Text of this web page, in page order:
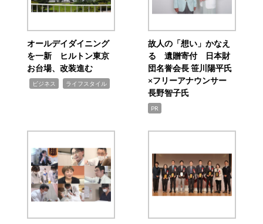
オールデイダイニング
を一新 ヒルトン東京
お台場、改装進む
ビジネス ライフスタイル
故人の「想い」かなえ
る 遺贈寄付 日本財
団名誉会長 笹川陽平氏
×フリーアナウンサー
長野智子氏
PR